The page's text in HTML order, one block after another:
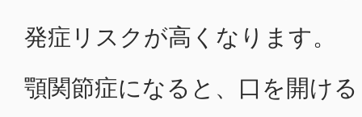
発症リスクが高くなります。
顎関節症になると、口を開け